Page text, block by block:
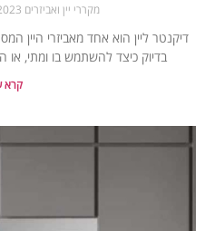
מקררי יין ואביזרים WineBar
דיקנטר ליין הוא אחד מאביזרי היין
בדיוק כיצד להשתמש בו ומתי, או
קרא